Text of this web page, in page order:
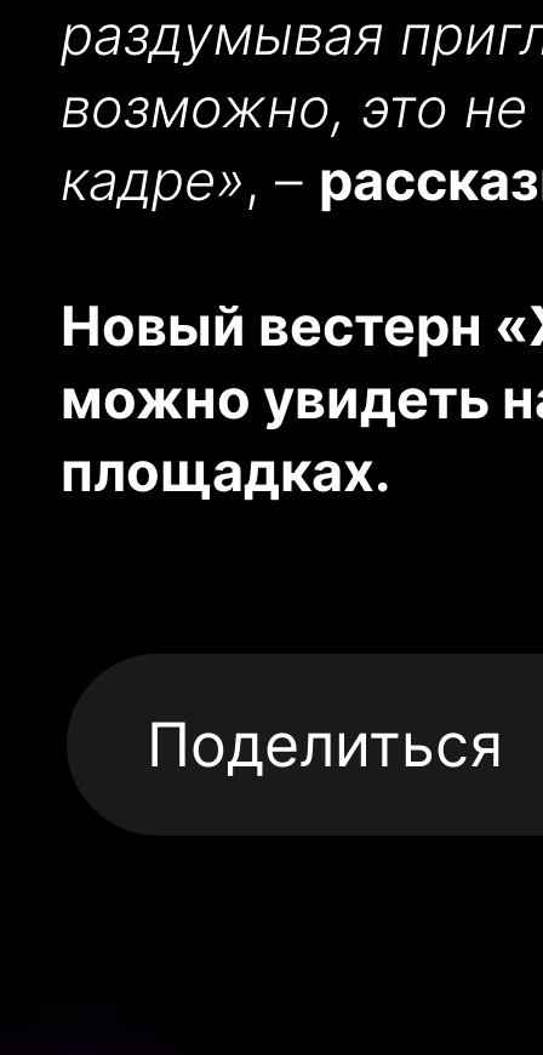
раздумывая
возможно, это
кадре», –
Новый вестерн
можно увидеть
площадках.
Поделиться